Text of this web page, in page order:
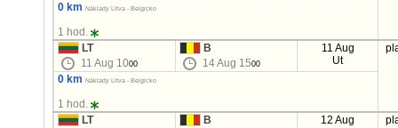
0 km Náklady Litva - Belgicko
1 hod.
LT
11 Aug 1000
B
14 Aug 1500
11 Aug
Ut
0 km Náklady Litva - Belgicko
1 hod.
LT
B
12 Aug